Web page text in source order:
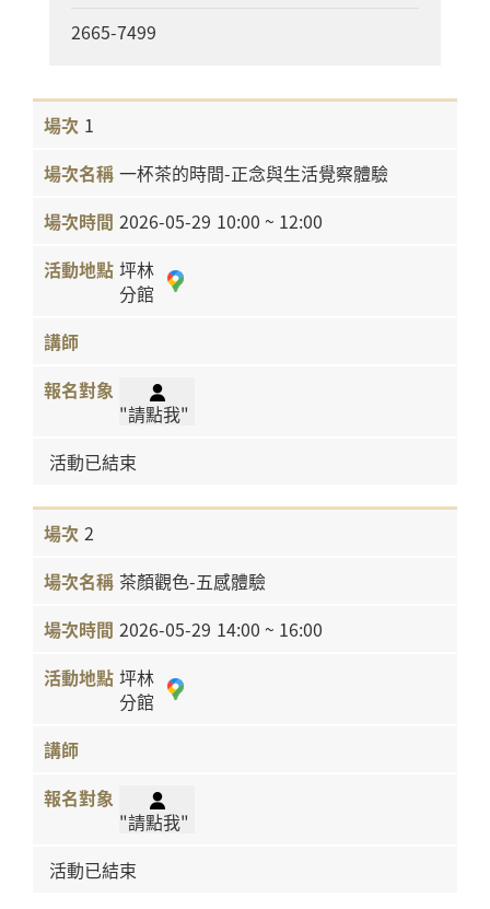
2665-7499
1
一杯茶的時間-正念與生活覺察體驗
2026-05-29 10:00 ~ 12:00
坪林
分館
"請點我"
活動已結束
2
茶顏觀色-五感體驗
2026-05-29 14:00 ~ 16:00
坪林
分館
"請點我"
活動已結束